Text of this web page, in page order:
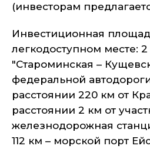
(инвесторам
Инвестиционная
легкодоступном месте:
"Староминская –
федеральной
расстоянии 220 км от
расстоянии 2 км от
железнодорожная
112 км – морской порт